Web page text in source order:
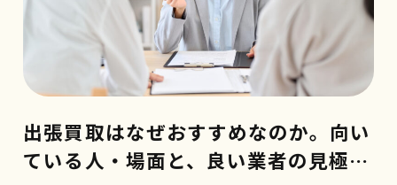
出張買取はなぜおすすめなのか。向い
ている人・場面と、良い業者の見極め